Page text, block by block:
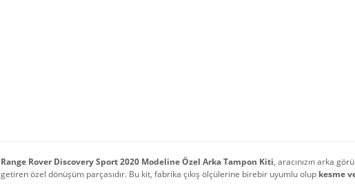
Range Rover Discovery Sport 2020 Modeline Özel Arka Tampon Kiti, aracınızın arka
getiren özel dönüşüm parçasıdır. Bu kit, fabrika çıkış ölçülerine birebir uyumlu olup kesme